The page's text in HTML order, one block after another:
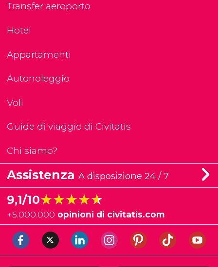
Transfer aeroporto
Hotel
Appartamenti
Autonoleggio
Voli
Guide di viaggio di Civitatis
Chi siamo?
Assistenza A disposizione 24 / 7
9,1/10★★★★★
★★★★★
+5.000.000 opinioni di civitatis.com